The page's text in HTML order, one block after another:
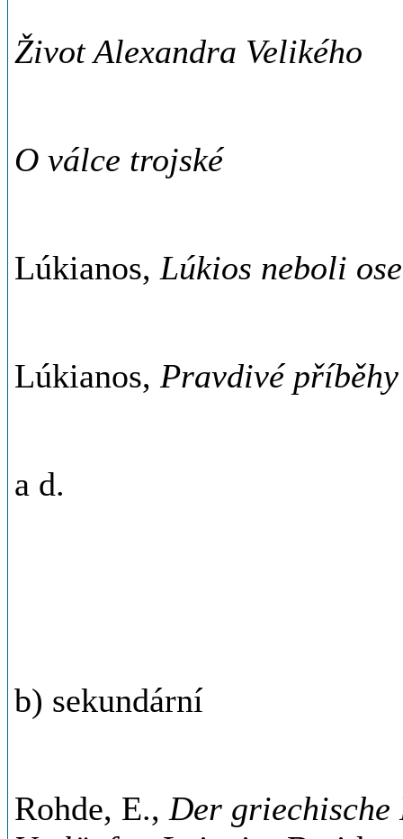
Život Alexandra Velikého
O válce trojské
Lúkianos, Lúkios neboli
Lúkianos, Pravdivé příběhy
a d.
b) sekundární
Rohde, E., Der griechische